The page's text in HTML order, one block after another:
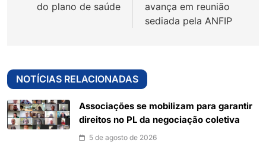
do plano de saúde
avança em reunião
sediada pela ANFIP
NOTÍCIAS RELACIONADAS
Associações se mobilizam para garantir
direitos no PL da negociação coletiva
5 de agosto de 2026